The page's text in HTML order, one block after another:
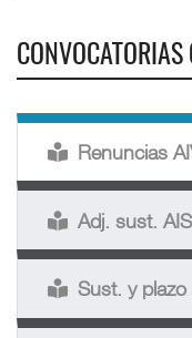
Renuncias
Adj. sust.
Sust. y plazo